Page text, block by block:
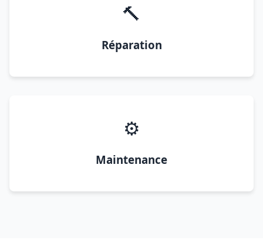
🔨
Réparation
⚙️
Maintenance